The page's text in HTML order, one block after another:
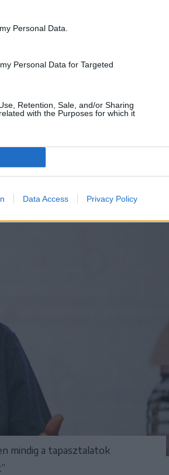
Personal Data.
Personal Data for Targeted
Retention, Sale, and/or Sharing
with the Purposes for which it
Data Access Privacy Policy
és Ilarie Voronca műveit,
magyar irodalomban
tolmácsolásában.
mindig a tapasztalatok